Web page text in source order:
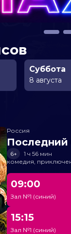
Суббота
8 августа
Россия
Последний
6+
1 ч 56 мин
комедия,
09:00
Зал №1 (синий)
15:15
Зал №1 (синий)